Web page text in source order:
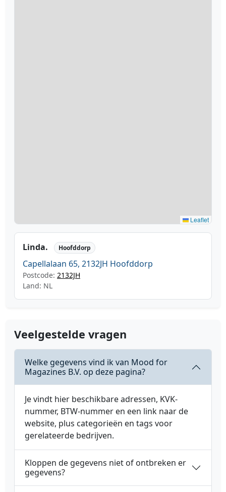
Leaflet
Linda. Hoofddorp
Capellalaan 65, 2132JH Hoofddorp
Postcode: 2132JH
Land: NL
Veelgestelde vragen
Welke gegevens vind ik van Mood for
Magazines B.V. op deze pagina?
Je vindt hier beschikbare adressen, KVK-
nummer, BTW-nummer en een link naar de
website, plus categorieën en tags voor
gerelateerde bedrijven.
Kloppen de gegevens niet of ontbreken er
gegevens?